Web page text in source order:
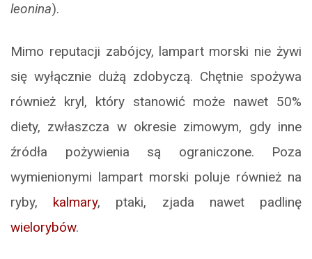
leonina).
Mimo reputacji zabójcy, lampart morski nie żywi
się wyłącznie dużą zdobyczą. Chętnie spożywa
również kryl, który stanowić może nawet 50%
diety, zwłaszcza w okresie zimowym, gdy inne
źródła pożywienia są ograniczone. Poza
wymienionymi lampart morski poluje również na
ryby, kalmary, ptaki, zjada nawet padlinę
wielorybów.